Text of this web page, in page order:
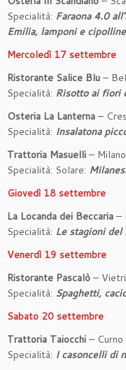
Specialità: Faraona 4.0
Emilia, lamponi e
Mercoledì 17 settembre
Ristorante Salice Blu –
Specialità: Risotto ai fiori
Osteria La Lanterna –
Specialità: Insalatona
Trattoria Masuelli – Milano
Specialità: Solare:
Giovedì 18 settembre
La Locanda dei Beccaria –
Specialità: Le stagioni
Venerdì 19 settembre
Ristorante Pascalò –
Specialità: Spaghetti,
Sabato 20 settembre
Trattoria Taiocchi –
Specialità: I casoncelli di